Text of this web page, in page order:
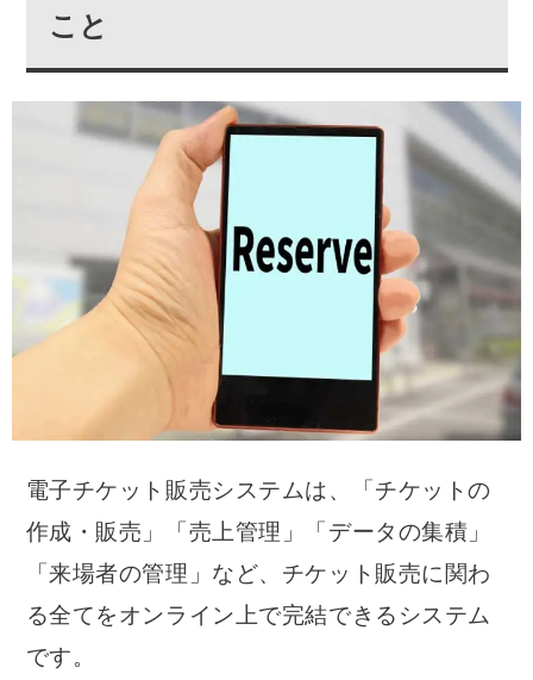
こと
電子チケット販売システムは、「チケットの
作成・販売」「売上管理」「データの集積」
「来場者の管理」など、チケット販売に関わ
る全てをオンライン上で完結できるシステム
です。